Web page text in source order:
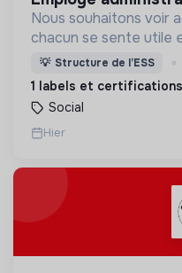
Nous souhaitons voir
chacun se sente utile
nous proposons des
d’engagement
💡 Structure de l’ESS
1 labels et certifications
Social
Hier